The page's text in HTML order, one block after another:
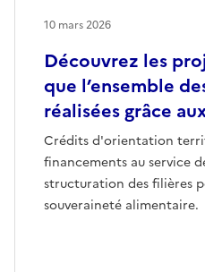
Découvrez les
que l’ensemble
réalisées grâce
Crédits d'orientation
financements au service
structuration des filières
souveraineté alimentaire.
10 mars 2026